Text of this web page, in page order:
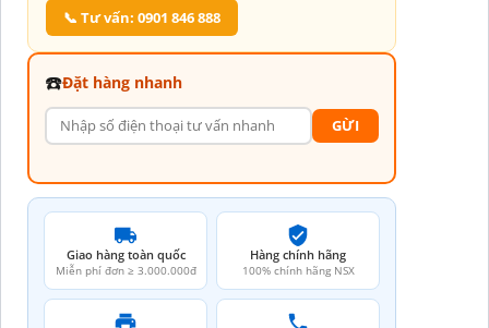
📞 Tư vấn: 0901 846 888
☎️Đặt hàng nhanh
GỪI
Giao hàng toàn quốc
Miễn phí đơn ≥ 3.000.000đ
Hàng chính hãng
100% chính hãng NSX